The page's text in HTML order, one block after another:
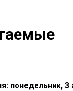
понедельник, 3